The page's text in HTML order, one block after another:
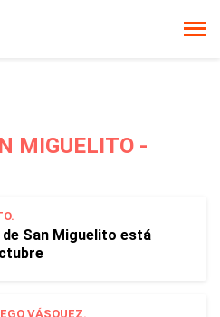
MIGUELITO -
San Miguelito está
VÁSQUEZ.